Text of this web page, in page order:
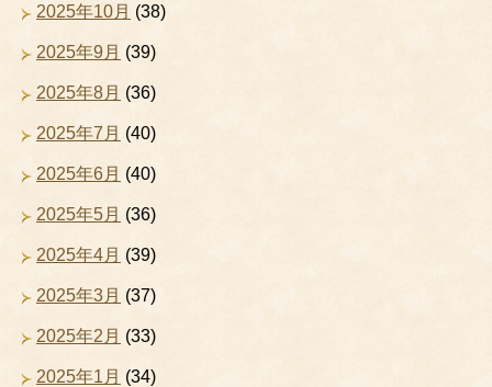
2025年10月 (38)
2025年9月 (39)
2025年8月 (36)
2025年7月 (40)
2025年6月 (40)
2025年5月 (36)
2025年4月 (39)
2025年3月 (37)
2025年2月 (33)
2025年1月 (34)